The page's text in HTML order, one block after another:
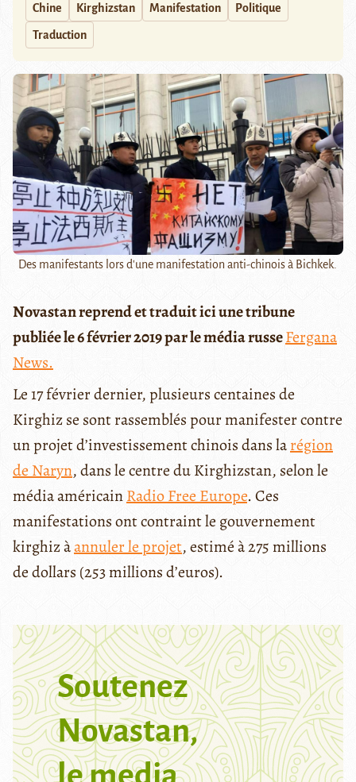
Chine Kirghizstan Manifestation Politique
Traduction
Des manifestants lors d'une manifestation anti-chinois à Bichkek.
Novastan reprend et traduit ici une tribune
publiée le 6 février 2019 par le média russeFergana
News.
Le 17 février dernier, plusieurs centaines de
Kirghiz se sont rassemblés pour manifester contre
un projet d’investissement chinois dans larégion
de Naryn, dans le centre du Kirghizstan, selon le
média américainRadio Free Europe. Ces
manifestations ont contraint le gouvernement
kirghiz àannuler le projet, estimé à 275 millions
de dollars (253 millions d’euros).
Soutenez
Novastan,